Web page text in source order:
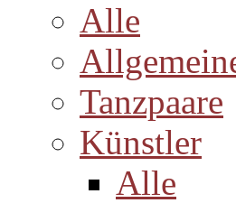
Alle
Tanzpaare
Künstler
Alle